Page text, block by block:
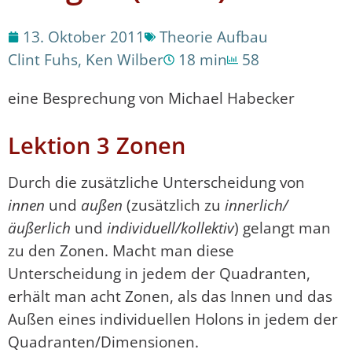
13. Oktober 2011
Theorie Aufbau
Clint Fuhs, Ken Wilber 18 min
58
eine Besprechung von Michael Habecker
Lektion 3 Zonen
Durch die zusätzliche Unterscheidung von
innen und außen (zusätzlich zu innerlich/
äußerlich und individuell/kollektiv) gelangt man
zu den Zonen. Macht man diese
Unterscheidung in jedem der Quadranten,
erhält man acht Zonen, als das Innen und das
Außen eines individuellen Holons in jedem der
Quadranten/Dimensionen.